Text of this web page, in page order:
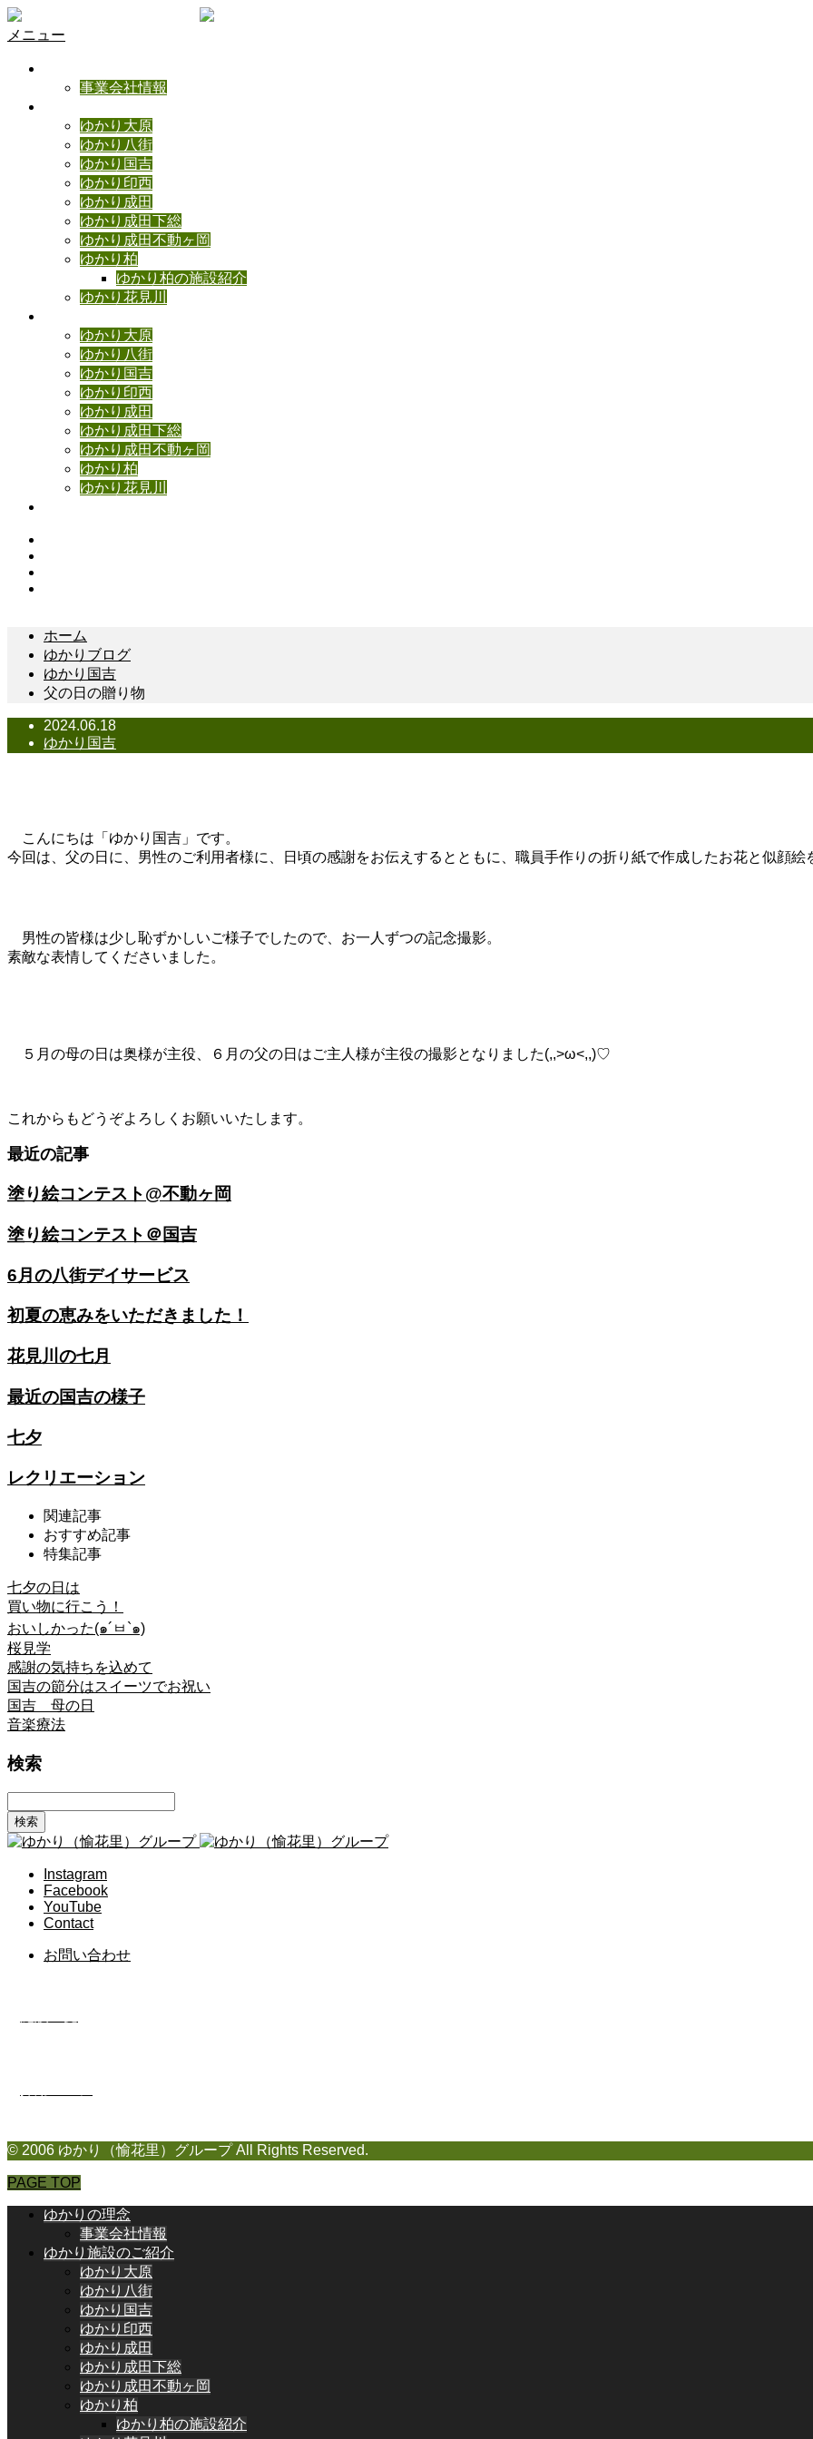
メニュー
事業会社情報
ゆかり大原
ゆかり八街
ゆかり国吉
ゆかり印西
ゆかり成田
ゆかり成田下総
ゆかり成田不動ヶ岡
ゆかり柏
ゆかり柏の施設紹介
ゆかり花見川
ゆかり大原
ゆかり八街
ゆかり国吉
ゆかり印西
ゆかり成田
ゆかり成田下総
ゆかり成田不動ヶ岡
ゆかり柏
ゆかり花見川
ホーム
ゆかりブログ
ゆかり国吉
父の日の贈り物
2024.06.18
ゆかり国吉
こんにちは「ゆかり国吉」です。
今回は、父の日に、男性のご利用者様に、日頃の感謝をお伝えするとともに、職員手作りの折り紙で作成したお花と似顔絵
男性の皆様は少し恥ずかしいご様子でしたので、お一人ずつの記念撮影。
素敵な表情してくださいました。
５月の母の日は奥様が主役、６月の父の日はご主人様が主役の撮影となりました(,,>ω<,,)♡
これからもどうぞよろしくお願いいたします。
最近の記事
塗り絵コンテスト@不動ヶ岡
塗り絵コンテスト＠国吉
6月の八街デイサービス
初夏の恵みをいただきました！
花見川の七月
最近の国吉の様子
七夕
レクリエーション
関連記事
おすすめ記事
特集記事
七夕の日は
買い物に行こう！
おいしかった(๑´ㅂ`๑)
桜見学
感謝の気持ちを込めて
国吉の節分はスイーツでお祝い
国吉 母の日
音楽療法
検索
Instagram
Facebook
YouTube
Contact
お問い合わせ
© 2006 ゆかり（愉花里）グループ All Rights Reserved.
PAGE TOP
ゆかりの理念
事業会社情報
ゆかり施設のご紹介
ゆかり大原
ゆかり八街
ゆかり国吉
ゆかり印西
ゆかり成田
ゆかり成田下総
ゆかり成田不動ヶ岡
ゆかり柏
ゆかり柏の施設紹介